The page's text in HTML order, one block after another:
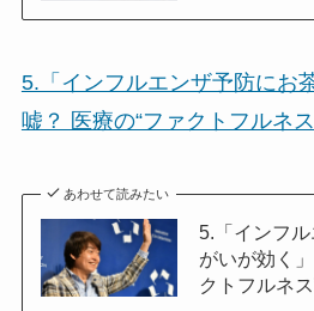
5.「インフルエンザ予防にお
嘘？ 医療の“ファクトフルネ
あわせて読みたい
5.「インフ
がいが効く
クトフルネ